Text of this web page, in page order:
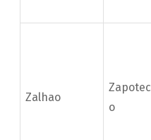
Zalhao
Zapotec
o